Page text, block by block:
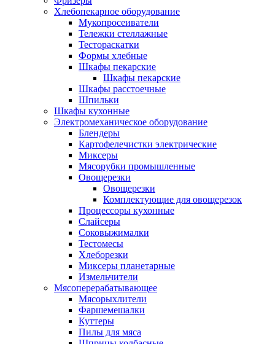
Хлебопекарное оборудование
Мукопросеиватели
Тележки стеллажные
Тестораскатки
Формы хлебные
Шкафы пекарские
Шкафы пекарские
Шкафы расстоечные
Шпильки
Шкафы кухонные
Электромеханическое оборудование
Блендеры
Картофелечистки электрические
Миксеры
Мясорубки промышленные
Овощерезки
Овощерезки
Комплектующие для овощерезок
Процессоры кухонные
Слайсеры
Соковыжималки
Тестомесы
Хлеборезки
Миксеры планетарные
Измельчители
Мясоперерабатывающее
Мясорыхлители
Фаршемешалки
Куттеры
Пилы для мяса